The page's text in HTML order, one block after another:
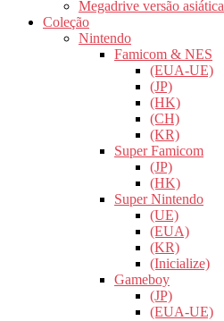
Megadrive versão asiática
Coleção
Nintendo
Famicom & NES
(EUA-UE)
(JP)
(HK)
(CH)
(KR)
Super Famicom
(JP)
(HK)
Super Nintendo
(UE)
(EUA)
(KR)
(Inicialize)
Gameboy
(JP)
(EUA-UE)